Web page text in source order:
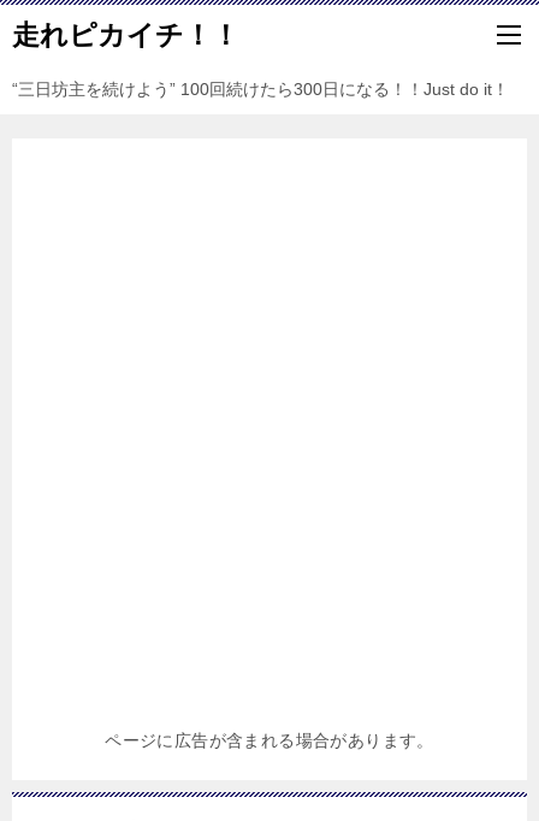
走れピカイチ！！
“三日坊主を続けよう” 100回続けたら300日になる！！Just do it！
ページに広告が含まれる場合があります。